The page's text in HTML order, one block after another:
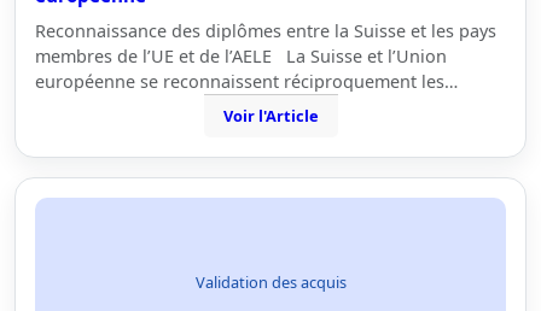
Reconnaissance des diplômes entre la Suisse et les pays
membres de l’UE et de l’AELE La Suisse et l’Union
européenne se reconnaissent réciproquement les…
Voir l'Article
Validation des acquis